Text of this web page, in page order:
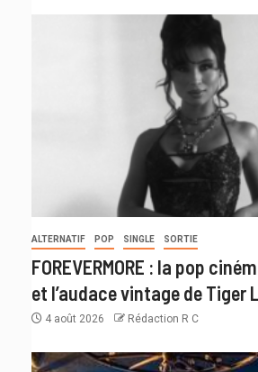
ALTERNATIF POP SINGLE SORTIE
FOREVERMORE : la pop
et l’audace vintage de Tiger
4 août 2026 Rédaction R C